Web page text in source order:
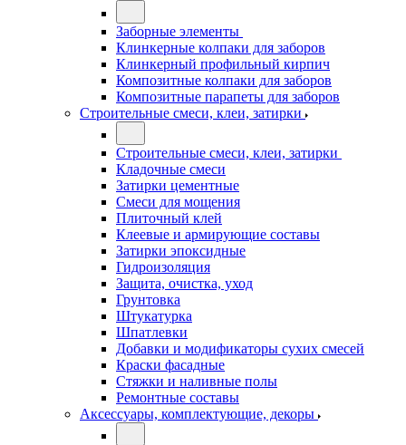
Заборные элементы
Клинкерные колпаки для заборов
Клинкерный профильный кирпич
Композитные колпаки для заборов
Композитные парапеты для заборов
Строительные смеси, клеи, затирки
Строительные смеси, клеи, затирки
Кладочные смеси
Затирки цементные
Смеси для мощения
Плиточный клей
Клеевые и армирующие составы
Затирки эпоксидные
Гидроизоляция
Защита, очистка, уход
Грунтовка
Штукатурка
Шпатлевки
Добавки и модификаторы сухих смесей
Краски фасадные
Стяжки и наливные полы
Ремонтные составы
Аксессуары, комплектующие, декоры